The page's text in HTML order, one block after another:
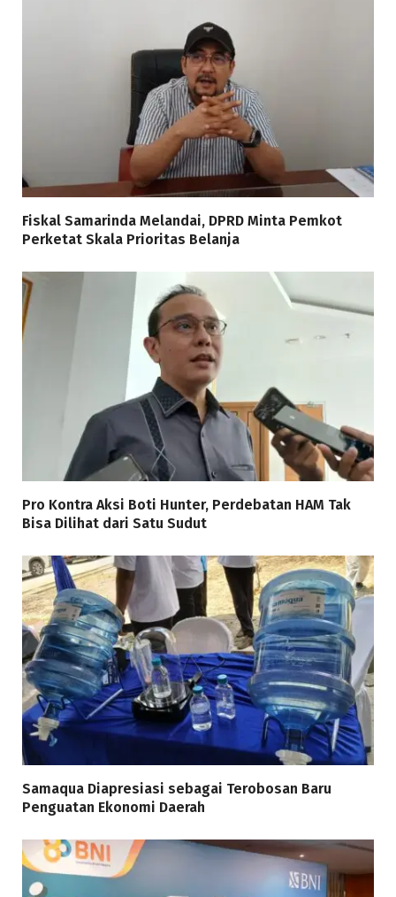
Fiskal Samarinda Melandai, DPRD Minta Pemkot
Perketat Skala Prioritas Belanja
Pro Kontra Aksi Boti Hunter, Perdebatan HAM Tak
Bisa Dilihat dari Satu Sudut
Samaqua Diapresiasi sebagai Terobosan Baru
Penguatan Ekonomi Daerah